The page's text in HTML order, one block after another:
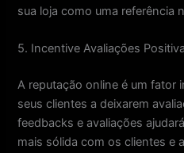
sua loja como uma referência
5. Incentive Avaliações
A reputação online é um fator
seus clientes a deixarem
feedbacks e avaliações
mais sólida com os clientes e